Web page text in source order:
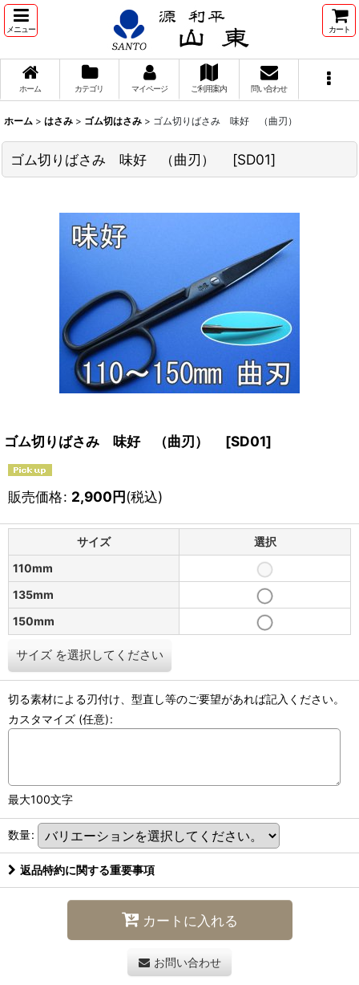
メニュー カート
ホーム カテゴリ マイページ ご利用案内 問い合わせ
ホーム > はさみ > ゴム切はさみ > ゴム切りばさみ 味好 （曲刃）
ゴム切りばさみ 味好 （曲刃） [SD01]
ゴム切りばさみ 味好 （曲刃） [SD01]
販売価格: 2,900円(税込)
サイズ
選択
110mm
135mm
150mm
サイズ を選択してください
切る素材による刃付け、型直し等のご要望があれば記入ください。
カスタマイズ (任意):
最大100文字
数量:
返品特約に関する重要事項
カートに入れる
お問い合わせ